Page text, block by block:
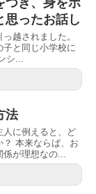
思ったお話し
越されました。
と同じ小学校に
シ...
法
人に例えると、ど
？ 本来ならば、お
が理想なの...